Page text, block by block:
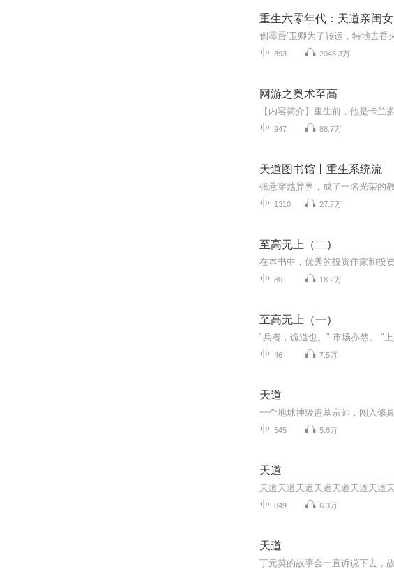
重生六零年代：天道亲闺女
393 2048.3万
网游之奥术至高
947 88.7万
天道图书馆丨重生系统流
1310 27.7万
至高无上（二）
80 18.2万
至高无上（一）
46 7.5万
天道
545 5.6万
天道
849 6.3万
天道